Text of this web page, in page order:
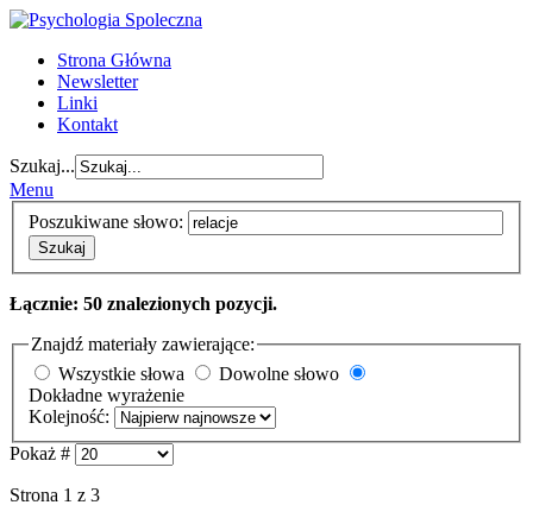
Strona Główna
Newsletter
Linki
Kontakt
Szukaj...
Menu
Poszukiwane słowo:
Szukaj
Łącznie: 50 znalezionych pozycji.
Znajdź materiały zawierające:
Wszystkie słowa
Dowolne słowo
Dokładne wyrażenie
Kolejność:
Pokaż #
Strona 1 z 3